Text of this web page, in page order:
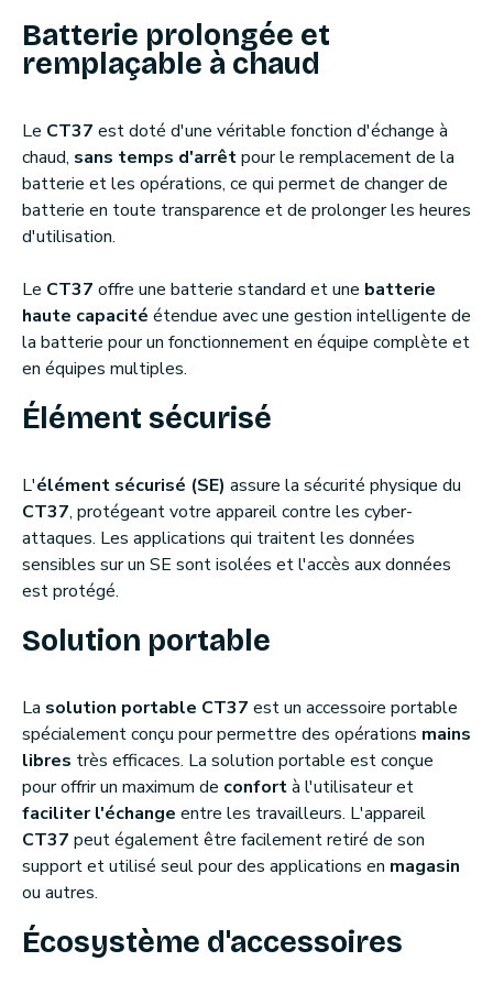
Batterie prolongée et
remplaçable à chaud
Le CT37 est doté d'une véritable fonction d'échange à
chaud, sans temps d'arrêtpour le remplacement de la
batterie et les opérations, ce qui permet de changer de
batterie en toute transparence et de prolonger les heures
d'utilisation.
Le CT37 offre une batterie standard et une batterie
haute capacité étendue avec une gestion intelligente de
la batterie pour un fonctionnement en équipe complète et
en équipes multiples.
Élément sécurisé
L'élément sécurisé (SE) assure la sécurité physique du
CT37, protégeant votre appareil contre les cyber-
attaques. Les applications qui traitent les données
sensibles sur un SE sont isolées et l'accès aux données
est protégé.
Solution portable
La solution portable CT37 est un accessoire portable
spécialement conçu pour permettre des opérations mains
libres très efficaces. La solution portable est conçue
pour offrir un maximum de confortà l'utilisateur et
faciliter l'échange entre les travailleurs. L'appareil
CT37 peut également être facilement retiré de son
support et utilisé seul pour des applications en magasin
ou autres.
Écosystème d'accessoires